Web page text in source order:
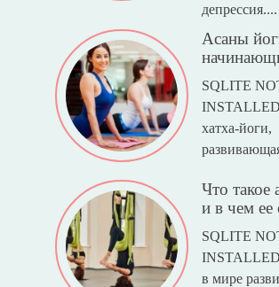
депрессия....
Асаны
SQLITE
хатха-йоги,
Что такое
и в чем ее
SQLITE
в мире